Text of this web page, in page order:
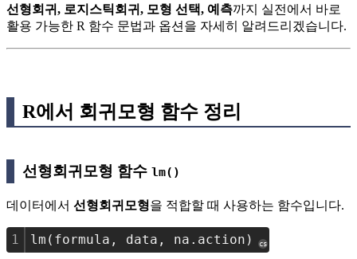
선형회귀, 로지스틱회귀, 모형 선택, 예측까지 실전에서 바로
활용 가능한 R 함수 문법과 옵션을 자세히 알려드리겠습니다.
R에서 회귀모형 함수 정리
선형회귀모형 함수 lm()
데이터에서 선형회귀모형을 적합할 때 사용하는 함수입니다.
1 lm(formula, data, na.action) cs